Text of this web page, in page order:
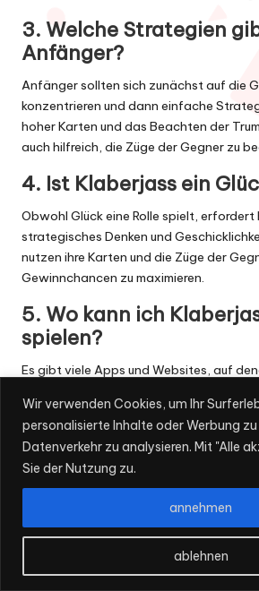
Wir verwenden Cookies, um Ihr
personalisierte Inhalte oder Werbung
Datenverkehr zu analysieren. Mit "Alle
Sie der Nutzung zu.
ablehnen
annehmen
3. Welche Strategien
Anfänger?
Anfänger sollten sich zunächst auf die
konzentrieren und dann einfache
hoher Karten und das Beachten der
auch hilfreich, die Züge der Gegner zu
4. Ist Klaberjass ein
Obwohl Glück eine Rolle spielt, erfordert
strategisches Denken und
nutzen ihre Karten und die Züge der
Gewinnchancen zu maximieren.
5. Wo kann ich
spielen?
Es gibt viele Apps und Websites, auf
Klaberjass Pro. Diese Plattformen
Freunde oder andere Spieler zu spielen.
6. Welche Karten sind
Die Trumpfkarten werden zu Beginn des
einen höheren Wert als die Karten
7. Was ist der